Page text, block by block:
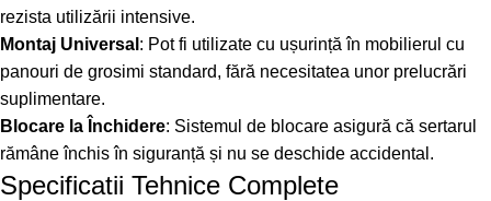
rezista utilizării intensive.
Montaj Universal : Pot fi utilizate cu ușurință în mobilierul cu
panouri de grosimi standard, fără necesitatea unor prelucrări
suplimentare.
Blocare la Închidere: Sistemul de blocare asigură că sertarul
rămâne închis în siguranță și nu se deschide accidental.
Specificatii Tehnice Complete